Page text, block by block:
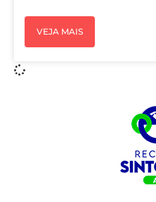
VEJA MAIS